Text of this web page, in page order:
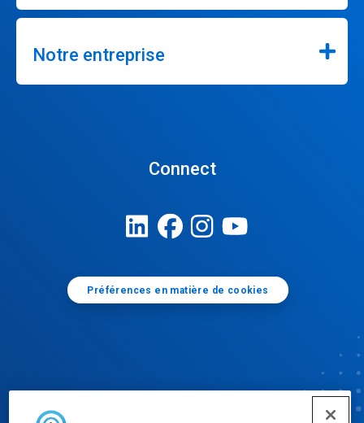
Notre entreprise
Connect
Préférences en matière de cookies